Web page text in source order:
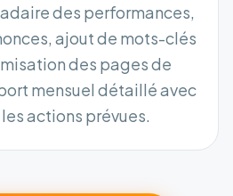
des performances,
ajout de mots-clés
des pages de
mensuel détaillé avec
actions prévues.